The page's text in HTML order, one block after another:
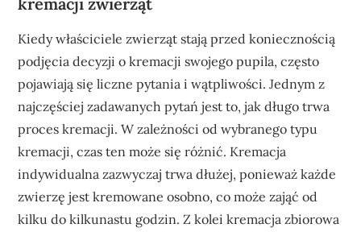
Kiedy właściciele zwierząt stają przed koniecznością
podjęcia decyzji o kremacji swojego pupila, często
pojawiają się liczne pytania i wątpliwości. Jednym z
najczęściej zadawanych pytań jest to, jak długo trwa
proces kremacji. W zależności od wybranego typu
kremacji, czas ten może się różnić. Kremacja
indywidualna zazwyczaj trwa dłużej, ponieważ każde
zwierzę jest kremowane osobno, co może zająć od
kilku do kilkunastu godzin. Z kolei kremacja zbiorowa